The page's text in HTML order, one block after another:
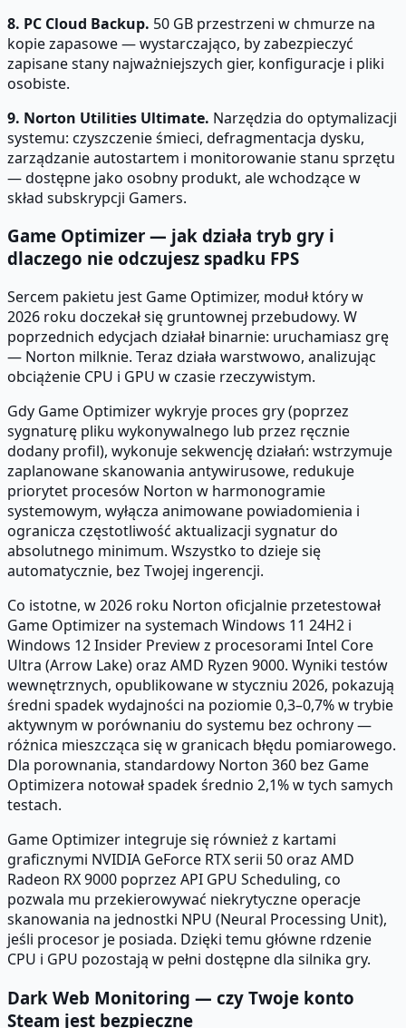
8. PC Cloud Backup. 50 GB przestrzeni w chmurze na
kopie zapasowe — wystarczająco, by zabezpieczyć
zapisane stany najważniejszych gier, konfiguracje i pliki
osobiste.
9. Norton Utilities Ultimate. Narzędzia do optymalizacji
systemu: czyszczenie śmieci, defragmentacja dysku,
zarządzanie autostartem i monitorowanie stanu sprzętu
— dostępne jako osobny produkt, ale wchodzące w
skład subskrypcji Gamers.
Game Optimizer — jak działa tryb gry i
dlaczego nie odczujesz spadku FPS
Sercem pakietu jest Game Optimizer, moduł który w
2026 roku doczekał się gruntownej przebudowy. W
poprzednich edycjach działał binarnie: uruchamiasz grę
— Norton milknie. Teraz działa warstwowo, analizując
obciążenie CPU i GPU w czasie rzeczywistym.
Gdy Game Optimizer wykryje proces gry (poprzez
sygnaturę pliku wykonywalnego lub przez ręcznie
dodany profil), wykonuje sekwencję działań: wstrzymuje
zaplanowane skanowania antywirusowe, redukuje
priorytet procesów Norton w harmonogramie
systemowym, wyłącza animowane powiadomienia i
ogranicza częstotliwość aktualizacji sygnatur do
absolutnego minimum. Wszystko to dzieje się
automatycznie, bez Twojej ingerencji.
Co istotne, w 2026 roku Norton oficjalnie przetestował
Game Optimizer na systemach Windows 11 24H2 i
Windows 12 Insider Preview z procesorami Intel Core
Ultra (Arrow Lake) oraz AMD Ryzen 9000. Wyniki testów
wewnętrznych, opublikowane w styczniu 2026, pokazują
średni spadek wydajności na poziomie 0,3–0,7% w trybie
aktywnym w porównaniu do systemu bez ochrony —
różnica mieszcząca się w granicach błędu pomiarowego.
Dla porownania, standardowy Norton 360 bez Game
Optimizera notował spadek średnio 2,1% w tych samych
testach.
Game Optimizer integruje się również z kartami
graficznymi NVIDIA GeForce RTX serii 50 oraz AMD
Radeon RX 9000 poprzez API GPU Scheduling, co
pozwala mu przekierowywać niekrytyczne operacje
skanowania na jednostki NPU (Neural Processing Unit),
jeśli procesor je posiada. Dzięki temu główne rdzenie
CPU i GPU pozostają w pełni dostępne dla silnika gry.
Dark Web Monitoring — czy Twoje konto
Steam jest bezpieczne